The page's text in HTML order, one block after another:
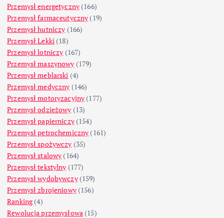
Przemysł energetyczny (166)
Przemysł farmaceutyczny (19)
Przemysł hutniczy (166)
Przemysł Lekki (18)
Przemysł lotniczy (167)
Przemysł maszynowy (179)
Przemysł meblarski (4)
Przemysł medyczny (146)
Przemysł motoryzacyjny (177)
Przemysł odzieżowy (13)
Przemysł papierniczy(154)
Przemysł petrochemiczny (161)
Przemysł spożywczy (35)
Przemysł stalowy (164)
Przemysł tekstylny (177)
Przemysł wydobywczy(159)
Przemysł zbrojeniowy(156)
Ranking(4)
Rewolucja przemysłowa (15)